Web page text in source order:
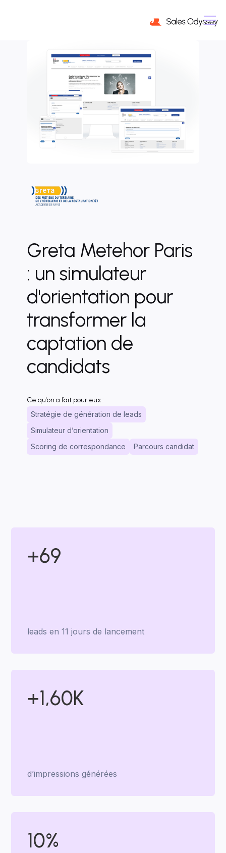
Greta Metehor Paris
: un simulateur
d'orientation pour
transformer la
captation de
candidats
Ce qu'on a fait pour eux :
Stratégie de génération de leads
Simulateur d’orientation
Scoring de correspondance
Parcours candidat
+69
leads en 11 jours de lancement
+1,60K
d’impressions générées
10%